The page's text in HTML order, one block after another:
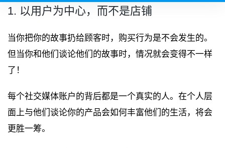
1. 以用户为中心，而不是店铺
当你把你的故事扔给顾客时，购买行为是不会发生的。
但当你和他们谈论他们的故事时，情况就会变得不一样
了！
每个社交媒体账户的背后都是一个真实的人。在个人层
面上与他们谈论你的产品会如何丰富他们的生活，将会
更胜一筹。